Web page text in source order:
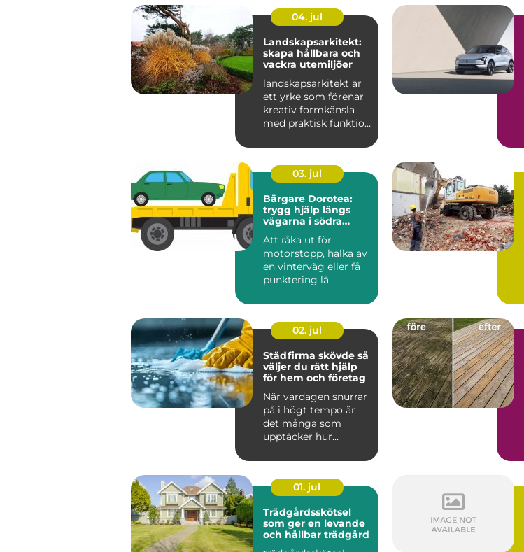
04. jul
Landskapsarkitekt:
skapa hållbara och
vackra utemiljöer
landskapsarkitekt är
ett yrke som förenar
kreativ formkänsla
med praktisk funktion
03. jul
Bärgare Dorotea:
trygg hjälp längs
vägarna i södra
Att råka ut för
motorstopp, halka av
en vinterväg eller få
punktering lå...
02. jul
Städfirma skövde så
väljer du rätt hjälp
för hem och företag
När vardagen snurrar
på i högt tempo är
det många som
upptäcker hur
hjälp a...
01. jul
Trädgårdsskötsel
som ger en levande
och hållbar trädgård